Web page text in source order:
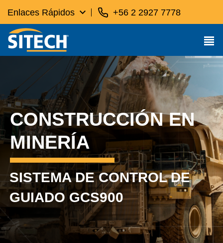
Enlaces Rápidos +56 2 2927 7778
CONSTRUCCIÓN EN
MINERÍA
SISTEMA DE CONTROL DE
GUIADO GCS900